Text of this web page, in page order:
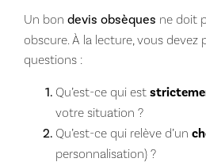
Un bon devis obsèques ne doit
obscure. À la lecture, vous devez
questions :
Qu’est-ce qui est
votre situation ?
Qu’est-ce qui relève d’un
personnalisation) ?